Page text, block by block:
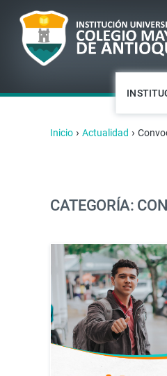
Inicio › Actualidad ›
CATEGORÍA: